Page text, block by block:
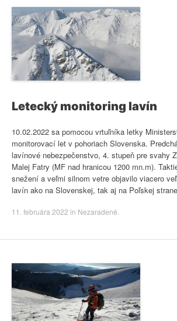
Letecký monitoring lavín
10.02.2022 sa pomocou vrtuľníka letky
monitorovací let v pohoriach Slovenska.
lavínové nebezpečenstvo, 4. stupeň pre svahy
Malej Fatry (MF nad hranicou 1200 mn.m).
snežení a veľmi silnom vetre objavilo viacero
lavín ako na Slovenskej, tak aj na Poľskej
11. februára 2022 in Nezaradené